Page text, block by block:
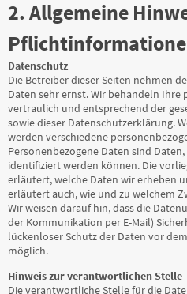
2. Allgemeine
Datenschutz
Die Betreiber dieser Seiten nehmen
Daten sehr ernst. Wir behandeln Ihre
vertraulich und entsprechend der
sowie dieser Datenschutzerklärung.
werden verschiedene
Personenbezogene Daten sind
identifiziert werden können. Die
erläutert, welche Daten wir erheben
erläutert auch, wie und zu welchem
Wir weisen darauf hin, dass die
der Kommunikation per E-Mail)
lückenloser Schutz der Daten vor
möglich.
Hinweis zur verantwortlichen Stelle
Die verantwortliche Stelle für die